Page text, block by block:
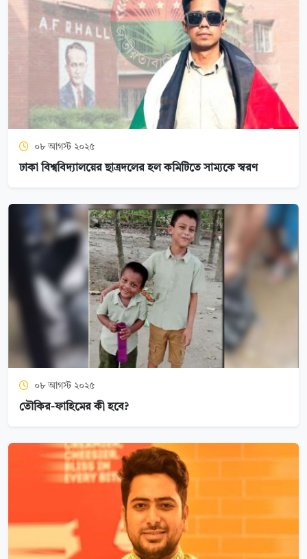
০৮ আগস্ট ২০২৫
ঢাকা বিশ্ববিদ্যালয়ের ছাত্রদলের হল কমিটিতে সাম্যকে স্বরণ
০৮ আগস্ট ২০২৫
তৌকির-ফাহিমের কী হবে?